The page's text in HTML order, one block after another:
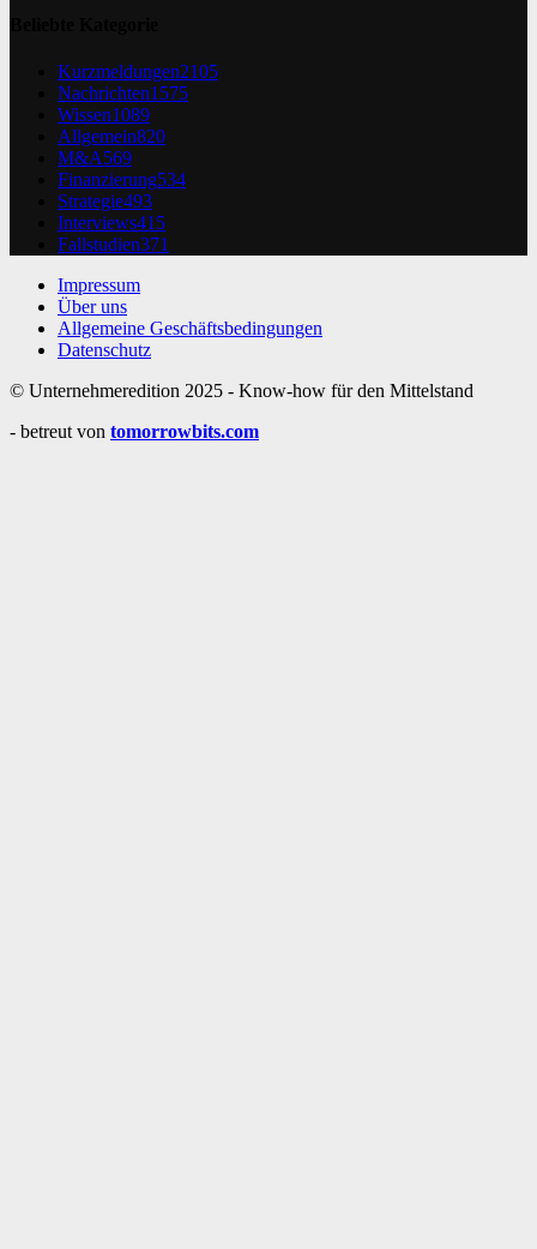
Kurzmeldungen2105
Nachrichten1575
Wissen1089
Allgemein820
M&A569
Finanzierung534
Strategie493
Interviews415
Fallstudien371
Impressum
Über uns
Allgemeine Geschäftsbedingungen
Datenschutz
© Unternehmeredition 2025 - Know-how für den Mittelstand
- betreut von tomorrowbits.com